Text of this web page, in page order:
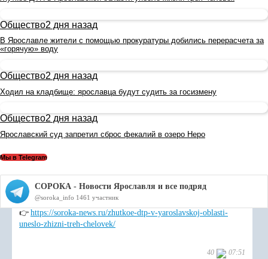
Общество2 дня назад
В Ярославле жители с помощью прокуратуры добились перерасчета за
«горячую» воду
Общество2 дня назад
Ходил на кладбище: ярославца будут судить за госизмену
Общество2 дня назад
Ярославский суд запретил сброс фекалий в озеро Неро
Мы в Telegram